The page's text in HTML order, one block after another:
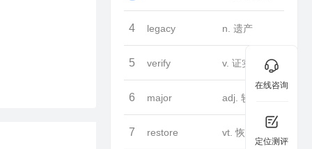
4 legacy n. 遗产
5 verify v. 证实
6 major adj. 较大的
7 restore vt. 恢复
在线咨询
定位测评